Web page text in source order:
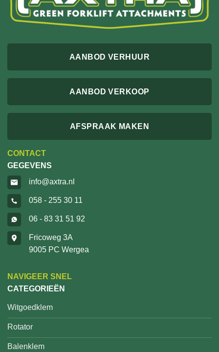
AANBOD VERHUUR
AANBOD VERKOOP
AFSPRAAK MAKEN
CONTACT
GEGEVENS
info@axtra.nl
058 - 255 30 11
06 - 83 31 51 92
Fricoweg 3A
9005 PC Wergea
NAVIGEER SNEL
CATEGORIEËN
Witgoedklem
Rotator
Balenklem